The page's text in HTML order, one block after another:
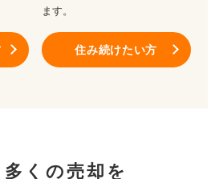
ます。
住み続けたい方
くの売却を